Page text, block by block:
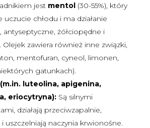
jest mentol(30-55%), który
uczucie chłodu i ma działanie
antyseptyczne, żółciopędne i
zawiera również inne związki,
mentofuran, cyneol, limonen,
gatunkach).
luteolina, apigenina,
eriocytryna):Są silnymi
działają przeciwzapalnie,
uszczelniają naczynia krwionośne.